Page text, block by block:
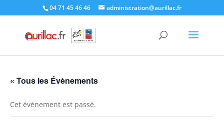
04 71 45 46 46 administration@aurillac.fr
« Tous les Évènements
Cet évènement est passé.